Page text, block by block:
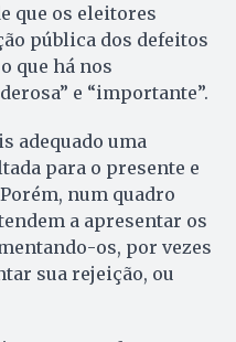
que os eleitores
pública dos defeitos
que há nos
e “importante”.
adequado uma
para o presente e
num quadro
a apresentar os
os, por vezes
sua rejeição, ou